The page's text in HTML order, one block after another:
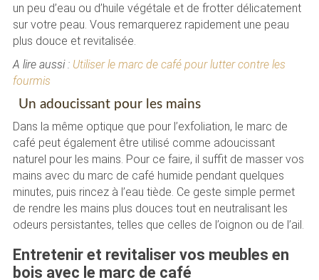
un peu d’eau ou d’huile végétale et de frotter délicatement
sur votre peau. Vous remarquerez rapidement une peau
plus douce et revitalisée.
A lire aussi : Utiliser le marc de café pour lutter contre les
fourmis
Un adoucissant pour les mains
Dans la même optique que pour l’exfoliation, le marc de
café peut également être utilisé comme adoucissant
naturel pour les mains. Pour ce faire, il suffit de masser vos
mains avec du marc de café humide pendant quelques
minutes, puis rincez à l’eau tiède. Ce geste simple permet
de rendre les mains plus douces tout en neutralisant les
odeurs persistantes, telles que celles de l’oignon ou de l’ail.
Entretenir et revitaliser vos meubles en
bois avec le marc de café